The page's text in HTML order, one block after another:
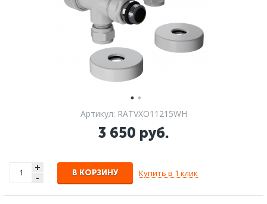
Артикул: RATVXO11215WH
3 650 руб.
+
- В КОРЗИНУ Купить в 1 клик